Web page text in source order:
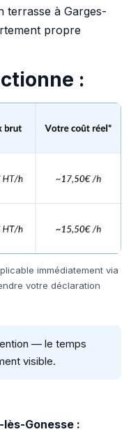
terrasse à Garges-
propre
:
immédiatement via
votre déclaration
— le temps
visible.
Gonesse :